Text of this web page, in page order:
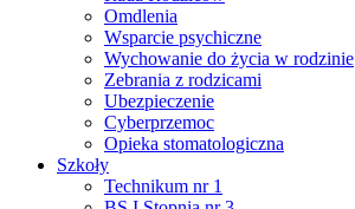
Omdlenia
Wsparcie psychiczne
Wychowanie do życia w rodzinie
Zebrania z rodzicami
Ubezpieczenie
Cyberprzemoc
Opieka stomatologiczna
Szkoły
Technikum nr 1